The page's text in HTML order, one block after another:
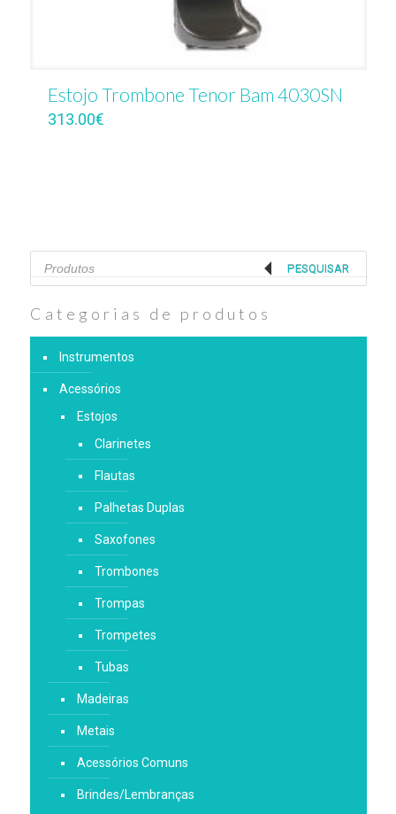
Estojo Trombone Tenor Bam 4030SN
313.00€
Products
search
PESQUISAR
Categorias de produtos
Instrumentos
Acessórios
Estojos
Clarinetes
Flautas
Palhetas Duplas
Saxofones
Trombones
Trompas
Trompetes
Tubas
Madeiras
Metais
Acessórios Comuns
Brindes/Lembranças